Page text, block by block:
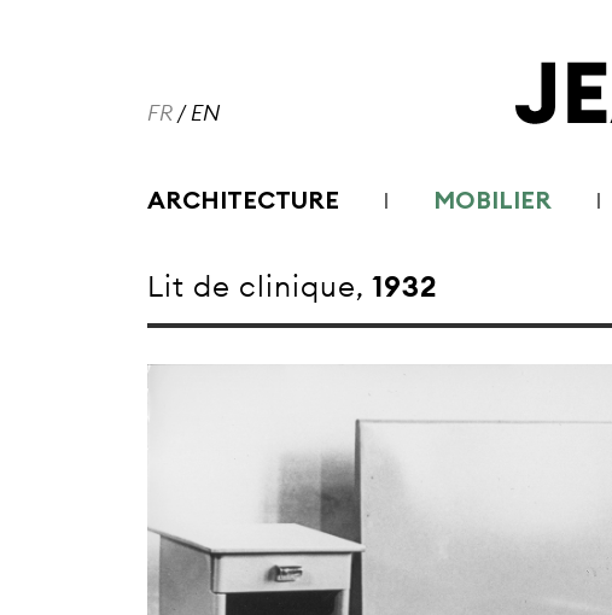
FR/EN
ARCHITECTURE MOBILIER
Lit de clinique, 1932